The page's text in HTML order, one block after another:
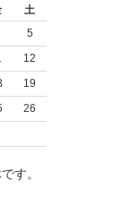
土
5
12
19
26
す。